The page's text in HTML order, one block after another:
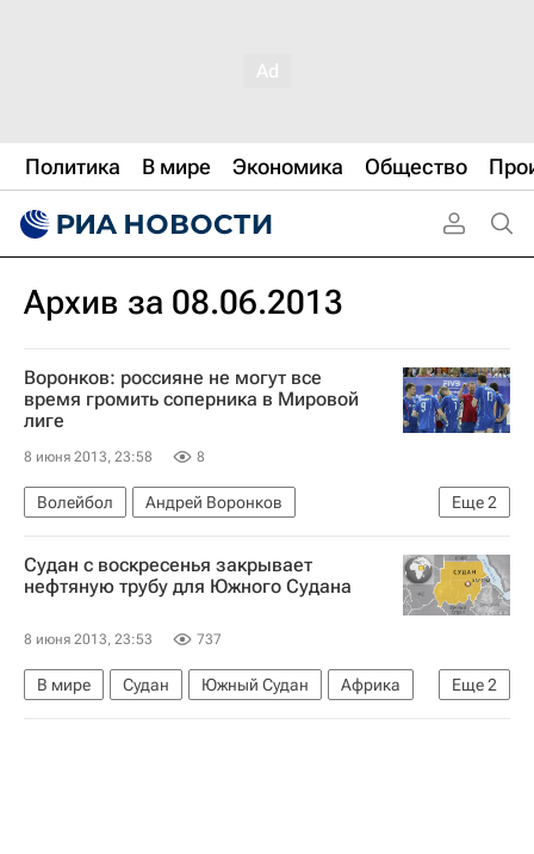
Политика В мире Экономика Общество
Архив за 08.06.2013
Воронков: россияне не могут все
время громить соперника в Мировой
лиге
8 июня 2013, 23:58 8
Еще2
Волейбол
Андрей Воронков
Мировая лига
Россия
Судан с воскресенья закрывает
нефтяную трубу для Южного Судана
8 июня 2013, 23:53 737
Еще2
В мире Судан Южный Судан
Африка
Весь мир
Омар аль-Башир